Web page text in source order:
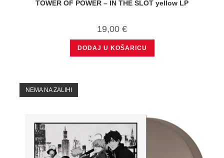
TOWER OF POWER – IN THE SLOT yellow LP
19,00 €
DODAJ U KOŠARICU
NEMA NA ZALIHI